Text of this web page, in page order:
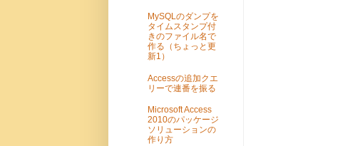
MySQLのダンプを
タイムスタンプ付
きのファイル名で
作る（ちょっと更
新1）
Accessの追加クエ
リーで連番を振る
Microsoft Access
2010のパッケージ
ソリューションの
作り方